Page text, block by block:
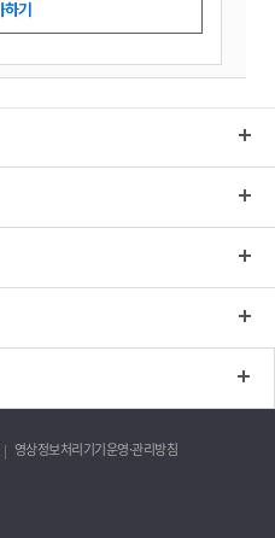
영상정보처리기기운영·관리방침